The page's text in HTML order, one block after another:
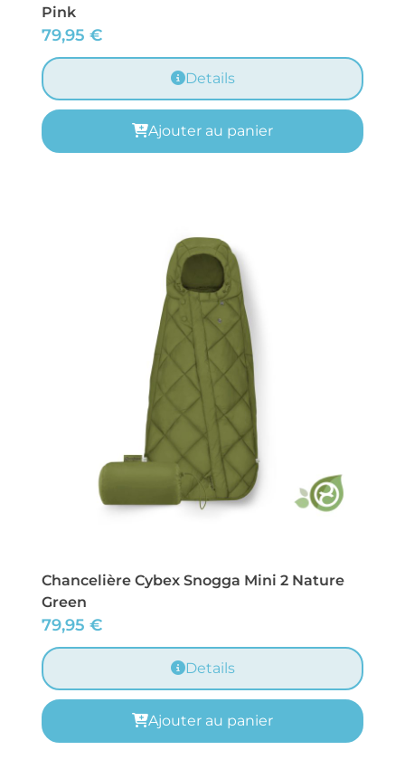
Pink
79,95 €
Details
Ajouter au panier
Chancelière Cybex Snogga Mini 2 Nature
Green
79,95 €
Details
Ajouter au panier